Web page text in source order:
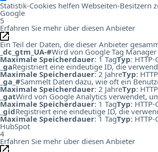
Statistik-Cookies helfen Webseiten-
Google
5
Erfahren Sie mehr über diesen Anbieter
Ein Teil der Daten, die dieser Anbieter
_dc_gtm_UA-#Wird von Google Tag
Maximale Speicherdauer: 1 TagTyp:
_gaRegistriert eine eindeutige ID, die
Maximale Speicherdauer: 2 JahreTyp:
_ga_#Sammelt Daten dazu, wie oft ein
Maximale Speicherdauer: 2 JahreTyp:
_gatWird von Google Analytics verwendet,
Maximale Speicherdauer: 1 TagTyp:
_gidRegistriert eine eindeutige ID, die
Maximale Speicherdauer: 1 TagTyp:
HubSpot
4
Erfahren Sie mehr über diesen Anbieter